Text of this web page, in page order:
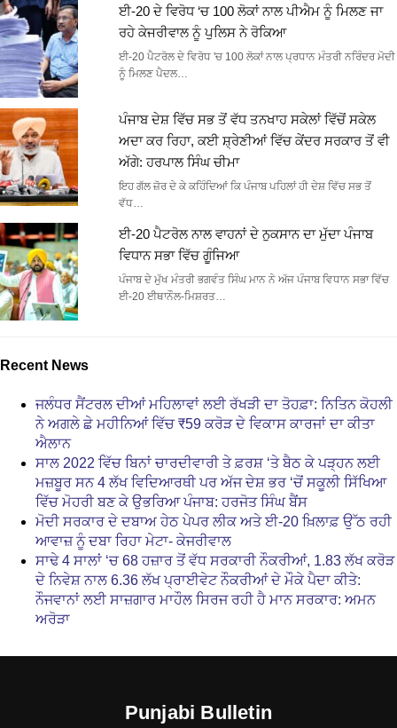
ਈ-20 ਦੇ ਵਿਰੋਧ ‘ਚ 100 ਲੋਕਾਂ ਨਾਲ ਪੀਐਮ ਨੂੰ ਮਿਲਣ ਜਾ
ਰਹੇ ਕੇਜਰੀਵਾਲ ਨੂੰ ਪੁਲਿਸ ਨੇ ਰੋਕਿਆ
ਈ-20 ਪੈਟਰੋਲ ਦੇ ਵਿਰੋਧ 'ਚ 100 ਲੋਕਾਂ ਨਾਲ ਪ੍ਰਧਾਨ ਮੰਤਰੀ ਨਰਿੰਦਰ ਮੋਦੀ
ਨੂੰ ਮਿਲਣ ਪੈਦਲ…
ਪੰਜਾਬ ਦੇਸ਼ ਵਿੱਚ ਸਭ ਤੋਂ ਵੱਧ ਤਨਖਾਹ ਸਕੇਲਾਂ ਵਿੱਚੋਂ ਸਕੇਲ
ਅਦਾ ਕਰ ਰਿਹਾ, ਕਈ ਸ਼੍ਰੇਣੀਆਂ ਵਿੱਚ ਕੇਂਦਰ ਸਰਕਾਰ ਤੋਂ ਵੀ
ਅੱਗੇ: ਹਰਪਾਲ ਸਿੰਘ ਚੀਮਾ
ਇਹ ਗੱਲ ਜ਼ੋਰ ਦੇ ਕੇ ਕਹਿੰਦਿਆਂ ਕਿ ਪੰਜਾਬ ਪਹਿਲਾਂ ਹੀ ਦੇਸ਼ ਵਿੱਚ ਸਭ ਤੋਂ
ਵੱਧ…
ਈ-20 ਪੈਟਰੋਲ ਨਾਲ ਵਾਹਨਾਂ ਦੇ ਨੁਕਸਾਨ ਦਾ ਮੁੱਦਾ ਪੰਜਾਬ
ਵਿਧਾਨ ਸਭਾ ਵਿੱਚ ਗੂੰਜਿਆ
ਪੰਜਾਬ ਦੇ ਮੁੱਖ ਮੰਤਰੀ ਭਗਵੰਤ ਸਿੰਘ ਮਾਨ ਨੇ ਅੱਜ ਪੰਜਾਬ ਵਿਧਾਨ ਸਭਾ ਵਿੱਚ
ਈ-20 ਈਥਾਨੌਲ-ਮਿਸ਼ਰਤ…
Recent News
ਜਲੰਧਰ ਸੈਂਟਰਲ ਦੀਆਂ ਮਹਿਲਾਵਾਂ ਲਈ ਰੱਖੜੀ ਦਾ ਤੋਹਫ਼ਾ: ਨਿਤਿਨ ਕੋਹਲੀ
ਨੇ ਅਗਲੇ ਛੇ ਮਹੀਨਿਆਂ ਵਿੱਚ ₹59 ਕਰੋੜ ਦੇ ਵਿਕਾਸ ਕਾਰਜਾਂ ਦਾ ਕੀਤਾ
ਐਲਾਨ
ਸਾਲ 2022 ਵਿੱਚ ਬਿਨਾਂ ਚਾਰਦੀਵਾਰੀ ਤੇ ਫ਼ਰਸ਼ ‘ਤੇ ਬੈਠ ਕੇ ਪੜ੍ਹਨ ਲਈ
ਮਜ਼ਬੂਰ ਸਨ 4 ਲੱਖ ਵਿਦਿਆਰਥੀ ਪਰ ਅੱਜ ਦੇਸ਼ ਭਰ ‘ਚੋਂ ਸਕੂਲੀ ਸਿੱਖਿਆ
ਵਿੱਚ ਮੋਹਰੀ ਬਣ ਕੇ ਉਭਰਿਆ ਪੰਜਾਬ: ਹਰਜੋਤ ਸਿੰਘ ਬੈਂਸ
ਮੋਦੀ ਸਰਕਾਰ ਦੇ ਦਬਾਅ ਹੇਠ ਪੇਪਰ ਲੀਕ ਅਤੇ ਈ-20 ਖ਼ਿਲਾਫ਼ ਉੱਠ ਰਹੀ
ਆਵਾਜ਼ ਨੂੰ ਦਬਾ ਰਿਹਾ ਮੇਟਾ- ਕੇਜਰੀਵਾਲ
ਸਾਢੇ 4 ਸਾਲਾਂ ‘ਚ 68 ਹਜ਼ਾਰ ਤੋਂ ਵੱਧ ਸਰਕਾਰੀ ਨੌਕਰੀਆਂ, 1.83 ਲੱਖ ਕਰੋੜ
ਦੇ ਨਿਵੇਸ਼ ਨਾਲ 6.36 ਲੱਖ ਪ੍ਰਾਈਵੇਟ ਨੌਕਰੀਆਂ ਦੇ ਮੌਕੇ ਪੈਦਾ ਕੀਤੇ:
ਨੌਜਵਾਨਾਂ ਲਈ ਸਾਜ਼ਗਾਰ ਮਾਹੌਲ ਸਿਰਜ ਰਹੀ ਹੈ ਮਾਨ ਸਰਕਾਰ: ਅਮਨ
ਅਰੋੜਾ
Punjabi Bulletin